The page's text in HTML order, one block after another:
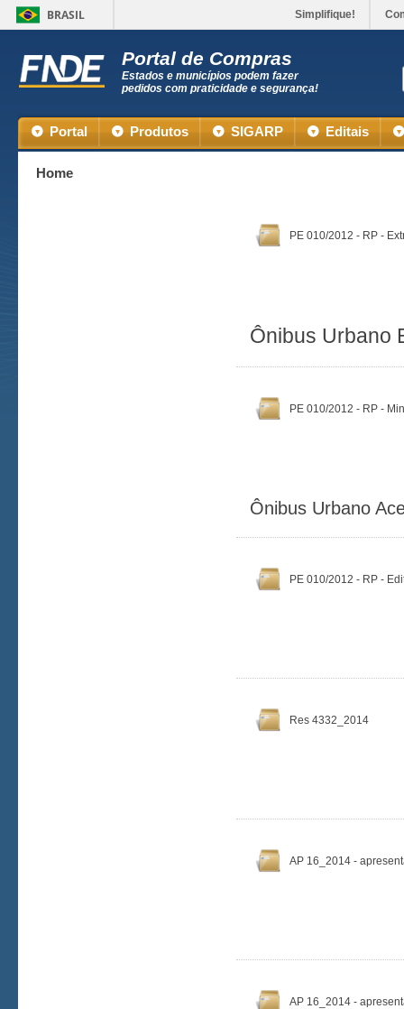
BRASIL Simplifique!
Portal de Compras
Estados e municípios podem fazer
pedidos com praticidade e segurança!
Portal Produtos SIGARP Editais
Home
PE 010/2012 - RP -
Ônibus Urbano
PE 010/2012 - RP -
Ônibus Urbano
PE 010/2012 - RP -
Res 4332_2014
AP 16_2014 -
AP 16_2014 -